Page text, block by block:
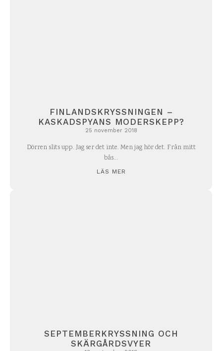
FINLANDSKRYSSNINGEN –
KASKADSPYANS MODERSKEPP?
25 november 2018
Dörren slits upp. Jag ser det inte. Men jag hör det. Från mitt
bås...
LÄS MER
SEPTEMBERKRYSSNING OCH
SKÄRGÅRDSVYER